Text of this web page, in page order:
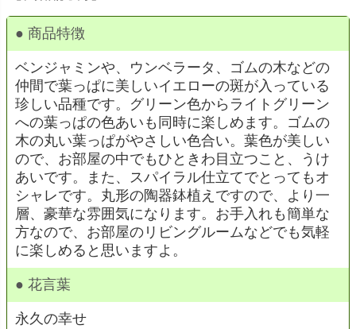
● 商品特徴
ベンジャミンや、ウンベラータ、ゴムの木などの
仲間で葉っぱに美しいイエローの斑が入っている
珍しい品種です。グリーン色からライトグリーン
への葉っぱの色あいも同時に楽しめます。ゴムの
木の丸い葉っぱがやさしい色合い。葉色が美しい
ので、お部屋の中でもひときわ目立つこと、うけ
あいです。また、スパイラル仕立てでとってもオ
シャレです。丸形の陶器鉢植えですので、より一
層、豪華な雰囲気になります。お手入れも簡単な
方なので、お部屋のリビングルームなどでも気軽
に楽しめると思いますよ。
● 花言葉
永久の幸せ